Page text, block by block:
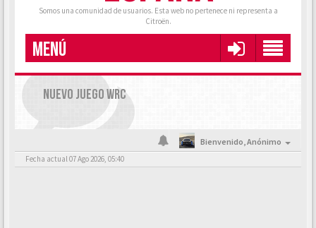
Somos una comunidad de usuarios. Esta web no pertenece ni representa a
Citroën.
MENÚ
NUEVO JUEGO WRC
Bienvenido,Anónimo
Fecha actual 07 Ago 2026, 05:40